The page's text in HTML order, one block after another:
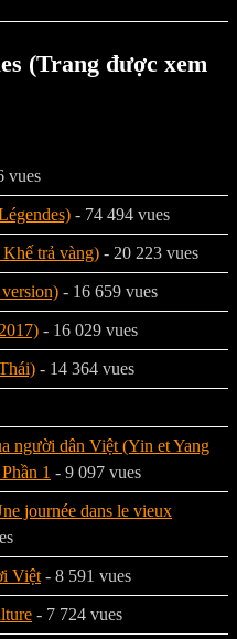
(Trang được xem
vues
- 74 494 vues
trả vàng) - 20 223 vues
- 16 659 vues
- 16 029 vues
- 14 364 vues
người dân Việt (Yin et Yang
1 - 9 097 vues
journée dans le vieux
Việt - 8 591 vues
- 7 724 vues